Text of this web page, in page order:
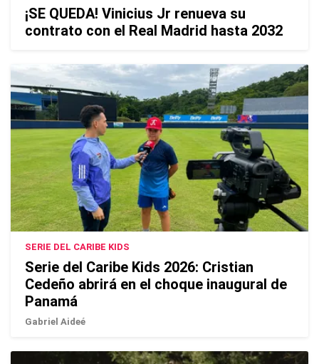
¡SE QUEDA! Vinicius Jr renueva su
contrato con el Real Madrid hasta 2032
SERIE DEL CARIBE KIDS
Serie del Caribe Kids 2026: Cristian
Cedeño abrirá en el choque inaugural de
Panamá
Gabriel Aideé